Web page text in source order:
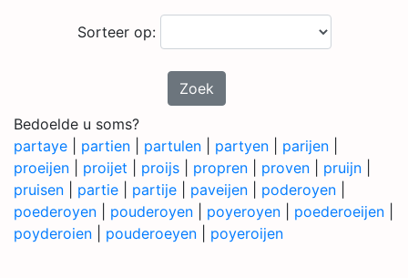
Sorteer op:
Zoek
Bedoelde u soms?
partaye
partien partulen partyen parijen
proeijen
proijet proijs propren proven pruijn
pruisen
partie partije paveijen poderoyen
poederoyen
pouderoyen poyeroyen poederoeijen
poyderoien
pouderoeyen poyeroijen